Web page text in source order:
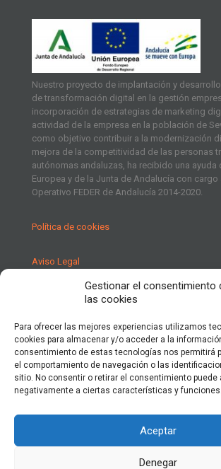
Gestionar el consentimiento
las cookies
Para ofrecer las mejores experiencias utilizamos
cookies para almacenar y/o acceder a la
consentimiento de estas tecnologías nos permitirá
el comportamiento de navegación o las
sitio. No consentir o retirar el consentimiento puede
negativamente a ciertas características y funciones.
Aceptar
Denegar
Nuestro proyecto de implantación y
de transformación digital en la gestión
incorporación de estrategias de marketing
actividad de la empresa en la población de
como objetivo contribuir a la modernización
mejora de la competitividad de las personas
autónomas andaluzas, ha recibido una ayuda
Europea y de la Junta de Andalucía con cargo
Operativo FEDER de Andalucía 2014-2020.
Política de cookies
Aviso Legal
Política de Privacidad